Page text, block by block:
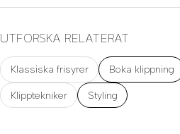
UTFORSKA RELATERAT
Klassiska frisyrer Boka klippning
Klipptekniker Styling